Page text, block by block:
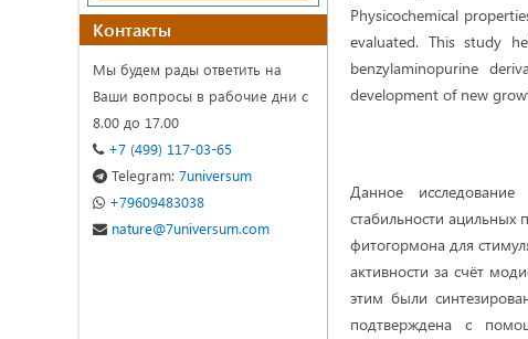
Physicochemical
evaluated. This study
benzylaminopurine
development of new
Данное
стабильности ацильных
фитогормона для
активности за счёт
этим были
подтверждена с
Контакты
Мы будем рады ответить на
Ваши вопросы в рабочие дни с
8.00 до 17.00
+7 (499) 117-03-65
Telegram: 7universum
+79609483038
nature@7universum.com